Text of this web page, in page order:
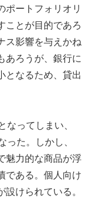
ポートフォリオリ
ことが目的であろ
ス影響を与えかね
あろうが、銀行に
となるため、貸出
なってしまい、
った。しかし、
魅力的な商品が浮
である。個人向け
けられている。